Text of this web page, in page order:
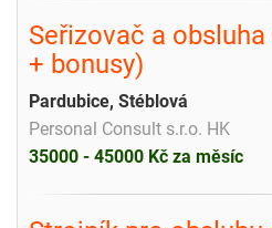
Seřizovač a
+ bonusy)
Pardubice, Stéblová
Personal Consult s.r.o. HK
35000 - 45000 Kč za měsíc